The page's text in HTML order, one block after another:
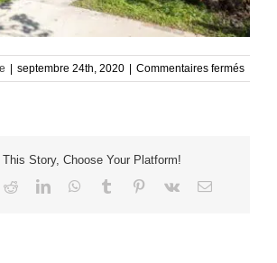
septembre 24th, 2020 Commentaires ferméssur
This Story, Choose Your Platform!
RedditLinkedInWhatsApp
Tumblr Pinterest
Vk Email